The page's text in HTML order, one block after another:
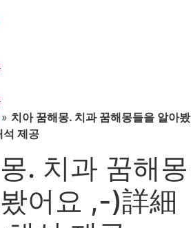
» 치아 꿈해몽. 치과 꿈해몽들을 알아봤
제공
. 치과 꿈해몽
어요 ,-)詳細